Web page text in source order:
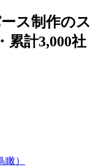
ス制作のス
累計3,000社